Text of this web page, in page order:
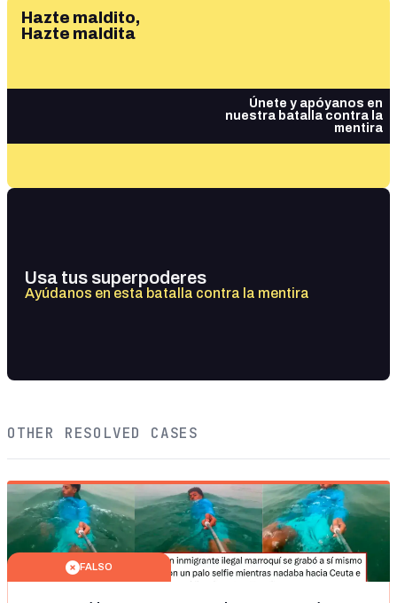
Hazte maldito,
Hazte maldita
Únete y apóyanos en
nuestra batalla contra la
mentira
Usa tus superpoderes
Ayúdanos en esta batalla contra la mentira
OTHER RESOLVED CASES
FALSO